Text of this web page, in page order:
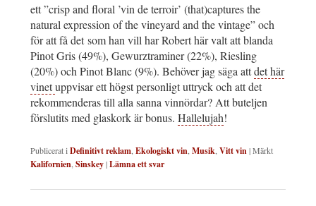
ett ”crisp and floral ’vin de terroir’ (that)captures the
natural expression of the vineyard and the vintage” och
för att få det som han vill har Robert här valt att blanda
Pinot Gris (49%), Gewurztraminer (22%), Riesling
(20%) och Pinot Blanc (9%). Behöver jag säga attdet här
vinetuppvisar ett högst personligt uttryck och att det
rekommenderas till alla sanna vinnördar? Att buteljen
förslutits med glaskork är bonus. Hallelujah!
Publicerat i Definitivt reklam Ekologiskt vin Musik Vitt vin|Märkt
Kalifornien Sinskey|Lämna ett svar